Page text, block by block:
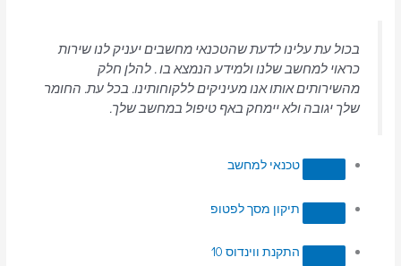
בכול עת עלינו לדעת שהטכנאי מחשבים יעניק לנו שירות
כראוי למחשב שלנו ולמידע הנמצא בו . להלן חלק
מהשירותים אותו אנו מעיניקים ללקוחותינו. בכל עת. החומר
שלך יגובה ולא יימחק באף טיפול במחשב שלך.
טכנאי למחשב
תיקון מסך לפטופ
התקנת ווינדוס 10